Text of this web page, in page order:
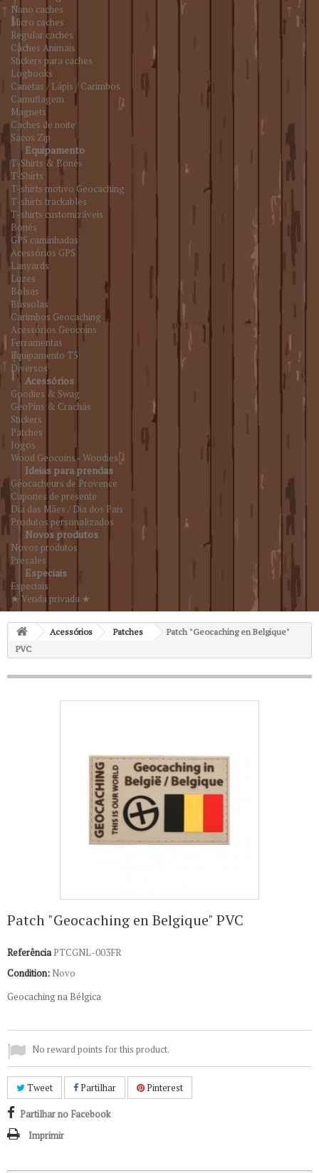
Nano caches
Micro caches
Regular caches
Caches Animais
Stickers para caches
Logbooks
Canetas / Lápis / Carimbos
Camuflagem
Magnets
Caches de noite
Sacos Zip
Equipamento
T-Shirts & Bonés
T-Shirts
T-shirts motivo Geocaching
T-shirts trackables
T-shirts customizáveis
Bonés
GPS caminhadas
Acessórios GPS
Lanyards
Luzes
Bolsas
Bússolas
Carimbos Geocaching
Acessórios Geocoins
Ferramentas
Equipamento T5
Diversos
Acessórios
Goodies & Swag
GeoPins & Crachás
Stickers
Patches
Jogos
Wood Geocoins - Woodies
Ideias para prendas
Géocacheurs de Provence
Cupones de presente
Dia das Mães / Dia dos Pais
Produtos personalizados
Novos produtos
Novos produtos
Presales
Especiais
Especiais
★ Venda privada ★
Acessórios Patches
Patch "Geocaching en Belgique"
PVC
Patch "Geocaching en Belgique" PVC
Referência PTCGNL-003FR
Condition: Novo
Geocaching na Bélgica
No reward points for this product.
Tweet Partilhar Pinterest
Partilhar no Facebook
Imprimir